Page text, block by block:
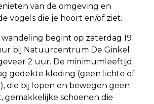
van de omgeving en
vogels die je hoort en/of ziet.
wandeling begint op zaterdag 19
bij Natuurcentrum De Ginkel
2 uur. De minimumleeftijd
gedekte kleding (geen lichte of
die bij lopen en bewegen geen
gemakkelijke schoenen die